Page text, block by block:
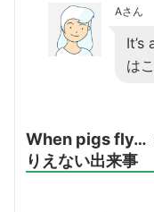
Aさん
It’s
は
When pigs fly…
りえない出来事